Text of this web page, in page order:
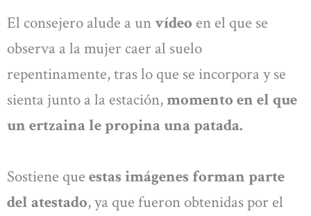
El consejero alude a unvídeo en el que se
observa a la mujer caer al suelo
repentinamente, tras lo que se incorpora y se
sienta junto a la estación,momento en el que
un ertzaina le propina una patada.
Sostiene que estas imágenes forman parte
del atestado, ya que fueron obtenidas por el